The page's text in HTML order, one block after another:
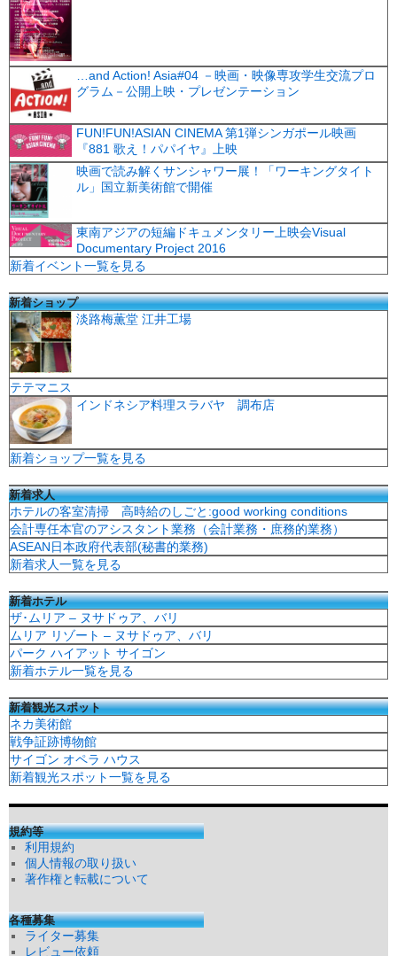
…and Action! Asia#04 －映画・映像専攻学生交流プロ
グラム－公開上映・プレゼンテーション
FUN!FUN!ASIAN CINEMA 第1弾シンガポール映画
『881 歌え！パパイヤ』上映
映画で読み解くサンシャワー展！「ワーキングタイト
ル」国立新美術館で開催
東南アジアの短編ドキュメンタリー上映会Visual
Documentary Project 2016
新着イベント一覧を見る
新着ショップ
淡路梅薫堂 江井工場
テテマニス
インドネシア料理スラバヤ 調布店
新着ショップ一覧を見る
新着求人
ホテルの客室清掃 高時給のしごと:good working conditions
会計専任本官のアシスタント業務（会計業務・庶務的業務）
ASEAN日本政府代表部(秘書的業務)
新着求人一覧を見る
新着ホテル
ザ･ムリア – ヌサドゥア、バリ
ムリア リゾート – ヌサドゥア、バリ
パーク ハイアット サイゴン
新着ホテル一覧を見る
新着観光スポット
ネカ美術館
戦争証跡博物館
サイゴン オペラ ハウス
新着観光スポット一覧を見る
規約等
利用規約
個人情報の取り扱い
著作権と転載について
各種募集
ライター募集
レビュー依頼